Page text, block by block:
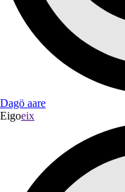
Dagö aare
Eigoeix